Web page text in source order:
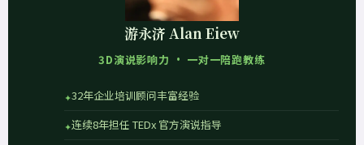
游永济 Alan Eiew
3D演说影响力 · 一对一陪跑教练
32年企业培训顾问丰富经验
连续8年担任 TEDx 官方演说指导